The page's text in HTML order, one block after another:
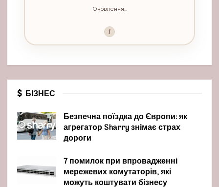
Оновлення...
i
БІЗНЕС
Безпечна поїздка до Європи: як
агрегатор Sharry знімає страх
дороги
7 помилок при впровадженні
мережевих комутаторів, які
можуть коштувати бізнесу